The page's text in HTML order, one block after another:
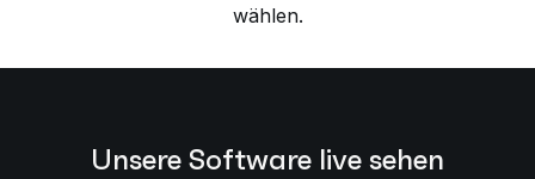
wählen.
Unsere Software live sehen